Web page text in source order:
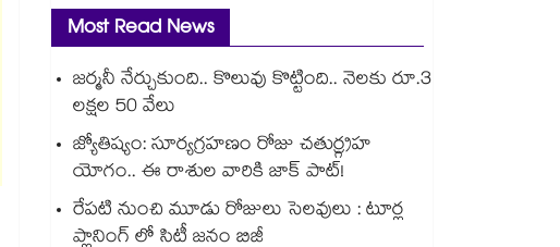
Most Read News
జర్మనీ నేర్చుకుంది.. కొలువు కొట్టింది.. నెలకు రూ.3
లక్షల 50 వేలు
జ్యోతిష్యం: సూర్యగ్రహణం రోజు చతుర్గ్రహ
యోగం.. ఈ రాశుల వారికి జాక్ పాట్!
రేపటి నుంచి మూడు రోజులు సెలవులు : టూర్ల
ప్లానింగ్ లో సిటీ జనం బిజీ